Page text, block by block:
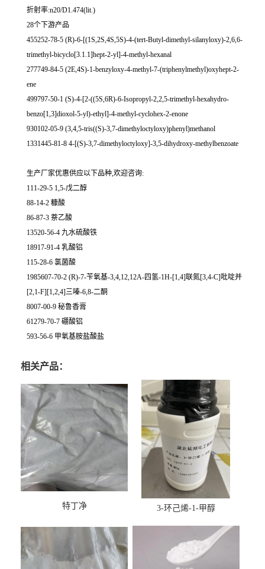
折射率:n20/D1.474(lit.)
28个下游产品
455252-78-5 (R)-6-[(1S,2S,4S,5S)-4-(tert-Butyl-dimethyl-silanyloxy)-2,6,6-
trimethyl-bicyclo[3.1.1]hept-2-yl]-4-methyl-hexanal
277749-84-5 (2E,4S)-1-benzyloxy-4-methyl-7-(triphenylmethyl)oxyhept-2-
ene
499797-50-1 (S)-4-[2-((5S,6R)-6-Isopropyl-2,2,5-trimethyl-hexahydro-
benzo[1,3]dioxol-5-yl)-ethyl]-4-methyl-cyclohex-2-enone
930102-05-9 (3,4,5-tris((S)-3,7-dimethyloctyloxy)phenyl)methanol
1331445-81-8 4-[(S)-3,7-dimethyloctyloxy]-3,5-dihydroxy-methylbenzoate
生产厂家优惠供应以下品种,欢迎咨询:
111-29-5 1,5-戊二醇
88-14-2 糠酸
86-87-3 萘乙酸
13520-56-4 九水硫酸铁
18917-91-4 乳酸铝
115-28-6 氯菌酸
1985607-70-2 (R)-7-苄氧基-3,4,12,12A-四氢-1H-[1,4]联氮[3,4-C]吡啶并
[2,1-F][1,2,4]三嗪-6,8-二酮
8007-00-9 秘鲁香膏
61279-70-7 硼酸铝
593-56-6 甲氧基胺盐酸盐
相关产品：
特丁净 3-环己烯-1-甲醇